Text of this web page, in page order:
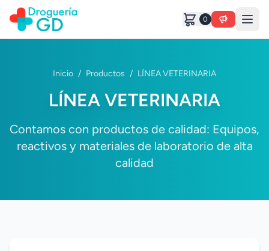
0
Inicio / Productos / LÍNEA VETERINARIA
LÍNEA VETERINARIA
Contamos con productos de calidad: Equipos,
reactivos y materiales de laboratorio de alta
calidad